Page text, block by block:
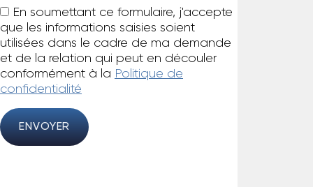
En soumettant ce formulaire, j'accepte
que les informations saisies soient
utilisées dans le cadre de ma demande
et de la relation qui peut en découler
conformément à la Politique de
confidentialité
ENVOYER